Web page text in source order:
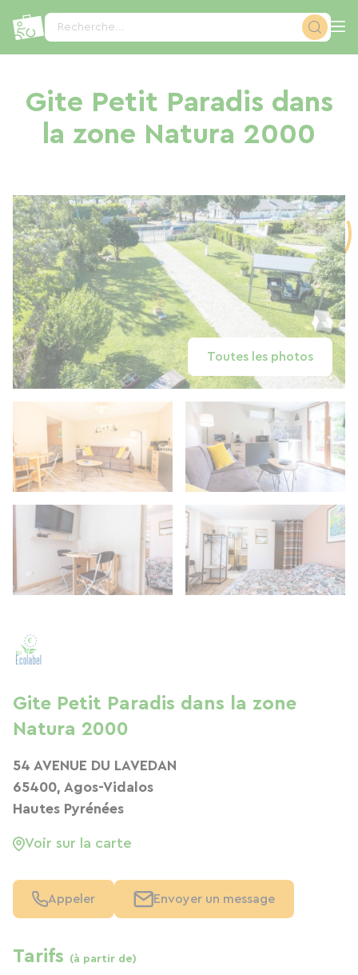
Recherche...
Gite Petit Paradis dans
la zone Natura 2000
Toutes les photos
Gite Petit Paradis dans la zone
Natura 2000
54 AVENUE DU LAVEDAN
65400, Agos-Vidalos
Hautes Pyrénées
Voir sur la carte
Appeler Envoyer un message
Tarifs (à partir de)
Panneau de gestion des cookies